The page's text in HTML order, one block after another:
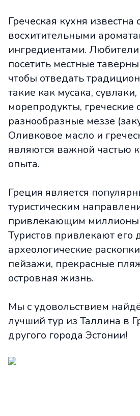
Греческая кухня известна
восхитительными
ингредиентами.
посетить местные
чтобы отведать
такие как мусака,
морепродукты, греческие
разнообразные меззе
Оливковое масло и
являются важной частью
опыта.
Греция является
туристическим
привлекающим миллионы
Туристов привлекают его
археологические
пейзажи, прекрасные
островная жизнь.
Мы с удовольствием
лучший тур из Таллина в
другого города Эстонии!